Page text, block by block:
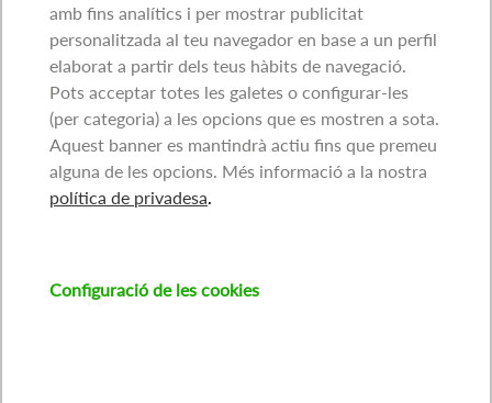
amb fins analítics i per mostrar publicitat
personalitzada al teu navegador en base a un perfil
elaborat a partir dels teus hàbits de navegació.
Pots acceptar totes les galetes o configurar-les
(per categoria) a les opcions que es mostren a sota.
Aquest banner es mantindrà actiu fins que premeu
alguna de les opcions. Més informació a la nostra
política de privadesa
Configuració de les cookies